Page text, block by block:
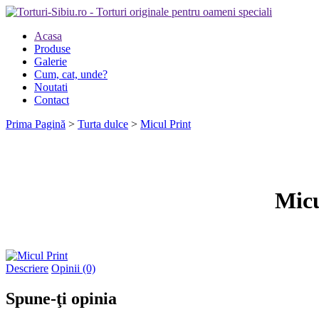
Acasa
Produse
Galerie
Cum, cat, unde?
Noutati
Contact
Prima Pagină > Turta dulce > Micul Print
Descriere Opinii (0)
Spune-ţi opinia